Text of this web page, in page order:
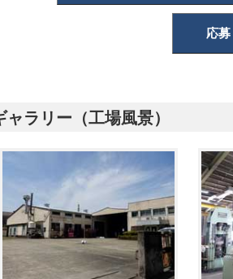
応
ャラリー（工場風景）